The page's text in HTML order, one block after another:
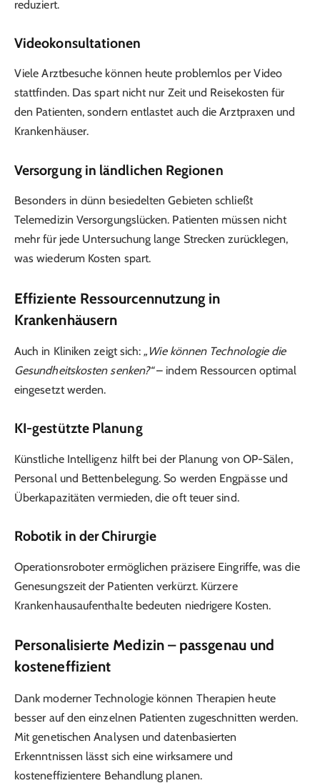
reduziert.
Videokonsultationen
Viele Arztbesuche können heute problemlos per Video
stattfinden. Das spart nicht nur Zeit und Reisekosten für
den Patienten, sondern entlastet auch die Arztpraxen und
Krankenhäuser.
Versorgung in ländlichen Regionen
Besonders in dünn besiedelten Gebieten schließt
Telemedizin Versorgungslücken. Patienten müssen nicht
mehr für jede Untersuchung lange Strecken zurücklegen,
was wiederum Kosten spart.
Effiziente Ressourcennutzung in
Krankenhäusern
Auch in Kliniken zeigt sich:„Wie können Technologie die
Gesundheitskosten senken?“– indem Ressourcen optimal
eingesetzt werden.
KI-gestützte Planung
Künstliche Intelligenz hilft bei der Planung von OP-Sälen,
Personal und Bettenbelegung. So werden Engpässe und
Überkapazitäten vermieden, die oft teuer sind.
Robotik in der Chirurgie
Operationsroboter ermöglichen präzisere Eingriffe, was die
Genesungszeit der Patienten verkürzt. Kürzere
Krankenhausaufenthalte bedeuten niedrigere Kosten.
Personalisierte Medizin – passgenau und
kosteneffizient
Dank moderner Technologie können Therapien heute
besser auf den einzelnen Patienten zugeschnitten werden.
Mit genetischen Analysen und datenbasierten
Erkenntnissen lässt sich eine wirksamere und
kosteneffizientere Behandlung planen.